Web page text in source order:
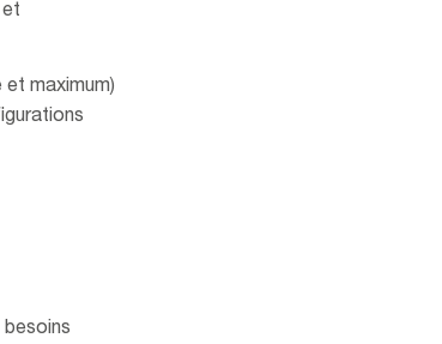
et
maximum)